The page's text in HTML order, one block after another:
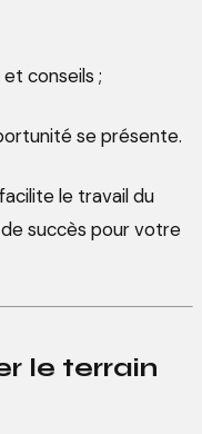
conseils ;
se présente.
le travail du
succès pour votre
le terrain